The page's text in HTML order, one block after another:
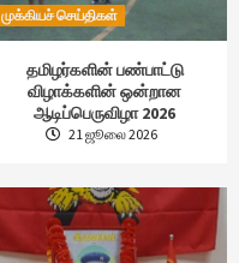
முக்கியச் செய்திகள்
தமிழர்களின் பண்பாட்டு
விழாக்களின் ஒன்றான
ஆடிப்பெருவிழா 2026
21 ஜூலை 2026